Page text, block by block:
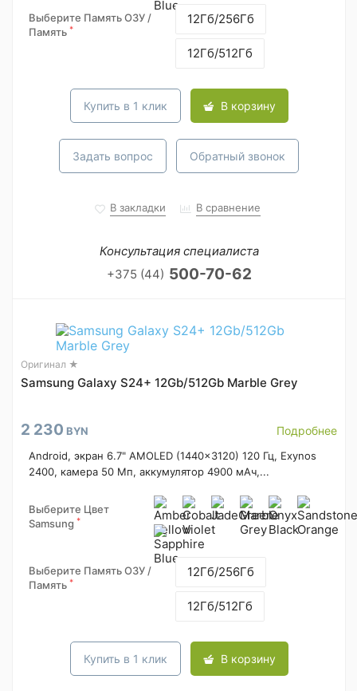
Выберите Память ОЗУ /
Память *
12Гб/256Гб
12Гб/512Гб
Купить в 1 клик В корзину
Задать вопрос Обратный звонок
В закладки В сравнение
Консультация специалиста
+375 (44) 500-70-62
Оригинал ★
Samsung Galaxy S24+ 12Gb/512Gb Marble Grey
2 230 BYN Подробнее
Android, экран 6.7" AMOLED (1440x3120) 120 Гц, Exynos
2400, камера 50 Мп, аккумулятор 4900 мАч,...
Выберите Цвет
Samsung *
Выберите Память ОЗУ /
Память *
12Гб/256Гб
12Гб/512Гб
Купить в 1 клик В корзину